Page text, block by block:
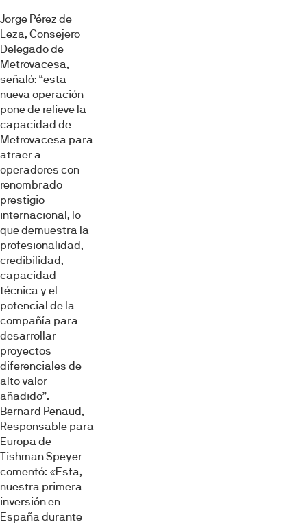
Jorge Pérez de
Leza, Consejero
Delegado de
Metrovacesa,
señaló: “esta
nueva operación
pone de relieve la
capacidad de
Metrovacesa para
atraer a
operadores con
renombrado
prestigio
internacional, lo
que demuestra la
profesionalidad,
credibilidad,
capacidad
técnica y el
potencial de la
compañía para
desarrollar
proyectos
diferenciales de
alto valor
añadido”.
Bernard Penaud,
Responsable para
Europa de
Tishman Speyer
comentó: «Esta,
nuestra primera
inversión en
España durante